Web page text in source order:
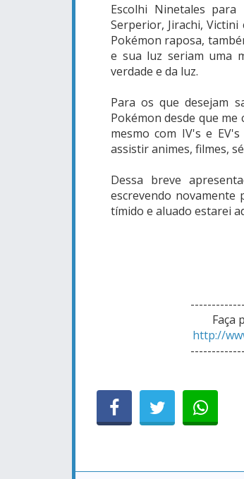
Escolhi Ninetales
Serperior, Jirachi,
Pokémon raposa,
e sua luz seriam uma
verdade e da luz.
Para os que desejam
Pokémon desde que
mesmo com IV's e
assistir animes, filmes,
Dessa breve
escrevendo
tímido e aluado estarei
Faça
http://